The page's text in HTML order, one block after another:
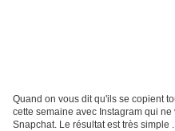
Quand on vous dit qu'ils se copient
cette semaine avec Instagram qui
Snapchat. Le résultat est très simple